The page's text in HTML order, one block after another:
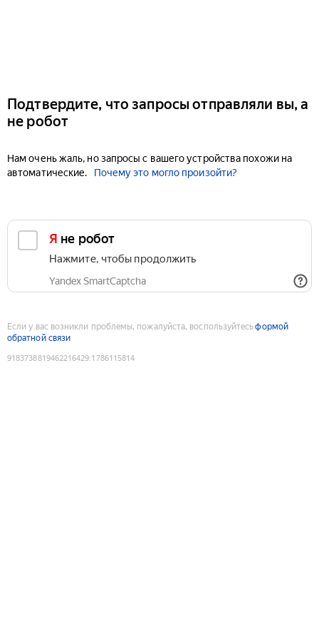
Подтвердите, что запросы отправляли вы, а
не робот
Нам очень жаль, но запросы с вашего устройства похожи на
автоматические.
Почему это могло произойти?
Я не робот
Нажмите, чтобы продолжить
Yandex SmartCaptcha
Если у вас возникли проблемы, пожалуйста, воспользуйтесьформой
обратной связи
9183738819462216429:1786115814